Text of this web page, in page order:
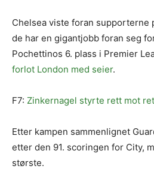
Chelsea viste foran supporterne
de har en gigantjobb foran seg
Pochettinos 6. plass i Premier
forlot London med seier.
F7: Zinkernagel styrte rett mot
Etter kampen sammenlignet
etter den 91. scoringen for City,
største.